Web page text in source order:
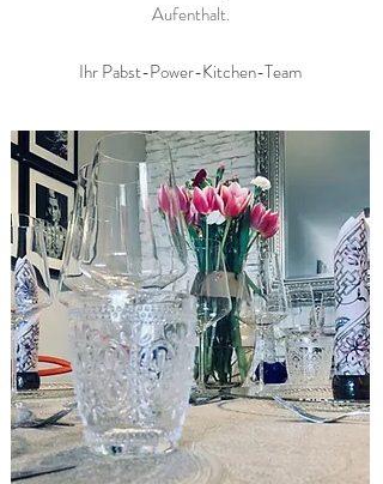
Aufenthalt.
Ihr Pabst-Power-Kitchen-Team